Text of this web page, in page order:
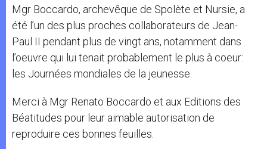
Mgr Boccardo, archevêque de Spolète et Nursie, a
été l’un des plus proches collaborateurs de Jean-
Paul II pendant plus de vingt ans, notamment dans
l’oeuvre qui lui tenait probablement le plus à coeur:
les Journées mondiales de la jeunesse.
Merci à Mgr Renato Boccardo et aux Editions des
Béatitudes pour leur aimable autorisation de
reproduire ces bonnes feuilles.